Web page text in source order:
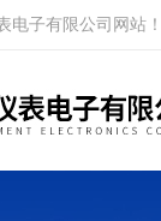
电子有限公司网站